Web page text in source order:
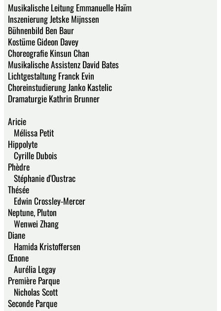
Musikalische Leitung Emmanuelle Haïm
Inszenierung Jetske Mijnssen
Bühnenbild Ben Baur
Kostüme Gideon Davey
Choreografie Kinsun Chan
Musikalische Assistenz David Bates
Lichtgestaltung Franck Evin
Choreinstudierung Janko Kastelic
Dramaturgie Kathrin Brunner
Aricie
Mélissa Petit
Hippolyte
Cyrille Dubois
Phèdre
Stéphanie d'Oustrac
Thésée
Edwin Crossley-Mercer
Neptune, Pluton
Wenwei Zhang
Diane
Hamida Kristoffersen
Œnone
Aurélia Legay
Première Parque
Nicholas Scott
Seconde Parque